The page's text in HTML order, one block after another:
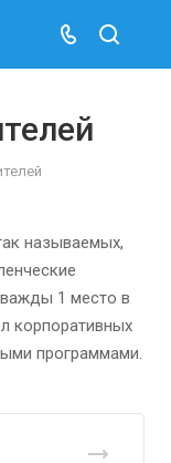
называемых,
1 место в
корпоративных
программами.